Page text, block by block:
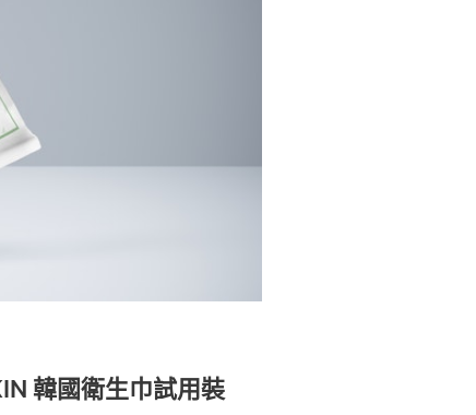
韓國衛生巾試用裝